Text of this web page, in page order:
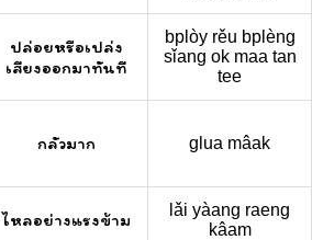
ปล่อยหรือเปล่ง
เสียงออกมาทันที
bplòy rěu bplèng
sǐang ok maa tan
tee
กลัวมาก glua mâak
ไหลอย่างแรงข้าม
lǎi yàang raeng
kâam